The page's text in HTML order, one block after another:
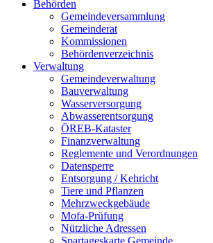
Behörden
Gemeindeversammlung
Gemeinderat
Kommissionen
Behördenverzeichnis
Verwaltung
Gemeindeverwaltung
Bauverwaltung
Wasserversorgung
Abwasserentsorgung
ÖREB-Kataster
Finanzverwaltung
Reglemente und Verordnungen
Datensperre
Entsorgung / Kehricht
Tiere und Pflanzen
Mehrzweckgebäude
Mofa-Prüfung
Nützliche Adressen
Spartageskarte Gemeinde